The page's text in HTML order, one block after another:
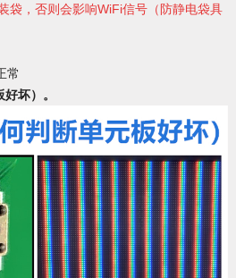
袋，否则会影响WiFi信号（防静电袋具
常
坏）。